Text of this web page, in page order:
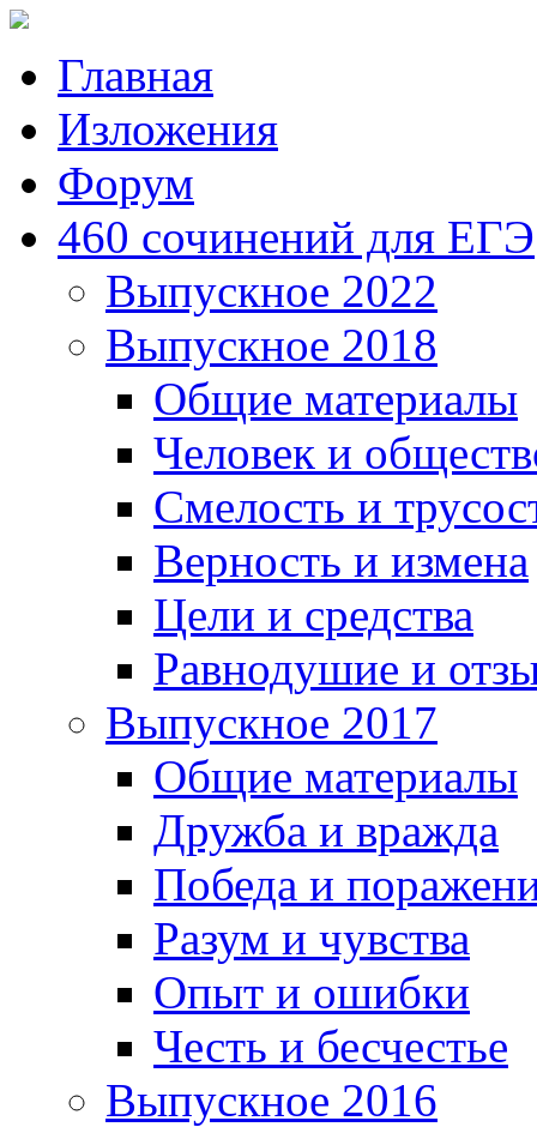
Главная
Изложения
Форум
460 сочинений для ЕГЭ
Выпускное 2022
Выпускное 2018
Общие материалы
Человек и
Смелость и
Верность и измена
Цели и средства
Равнодушие и
Выпускное 2017
Общие материалы
Дружба и вражда
Победа и
Разум и чувства
Опыт и ошибки
Честь и бесчестье
Выпускное 2016